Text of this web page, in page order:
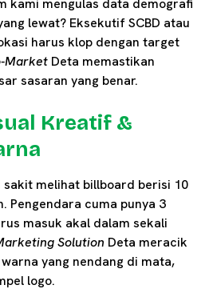
kami mengulas data demografi
lewat? Eksekutif SCBD atau
harus klop dengan target
Market Deta memastikan
sasaran yang benar.
Kreatif &
melihat billboard berisi 10
Pengendara cuma punya 3
masuk akal dalam sekali
Solution Deta meracik
yang nendang di mata,
logo.